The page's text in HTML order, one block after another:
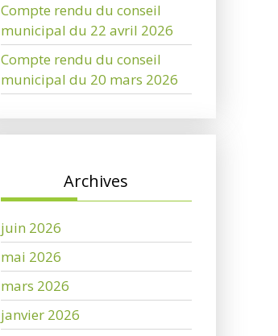
Compte rendu du conseil
municipal du 22 avril 2026
Compte rendu du conseil
municipal du 20 mars 2026
Archives
juin 2026
mai 2026
mars 2026
janvier 2026